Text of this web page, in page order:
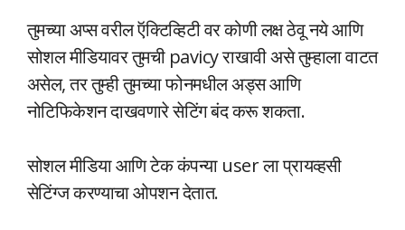
तुमच्या अप्स वरील ऍक्टिव्हिटी वर कोणी लक्ष ठेवू नये आणि
सोशल मीडियावर तुमची pavicy राखावी असे तुम्हाला वाटत
असेल, तर तुम्ही तुमच्या फोनमधील अड्स आणि
नोटिफिकेशन दाखवणारे सेटिंग बंद करू शकता.
सोशल मीडिया आणि टेक कंपन्या user ला प्रायव्हसी
सेटिंग्ज करण्याचा ओपशन देतात.